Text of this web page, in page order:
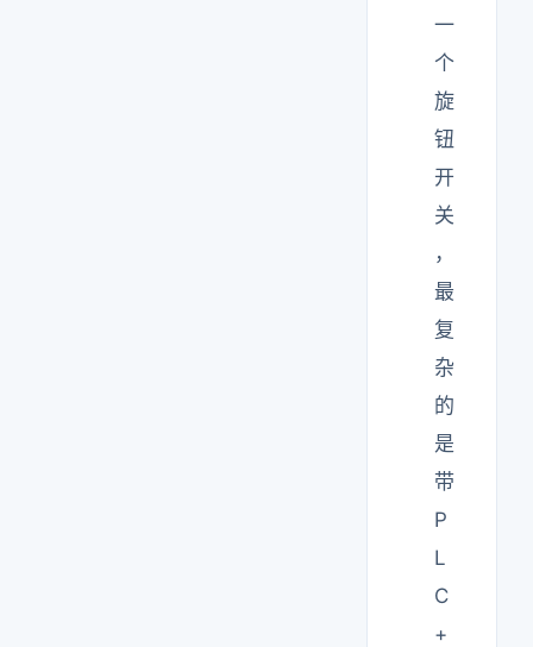
一
个
旋
钮
开
关
，
最
复
杂
的
是
带
P
L
C
+